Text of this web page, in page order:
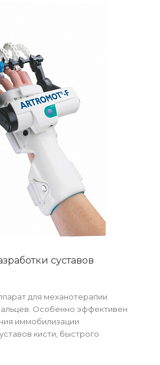
суставов
для механотерапии
Особенно эффективен
иммобилизации
кисти, быстрого
функ...